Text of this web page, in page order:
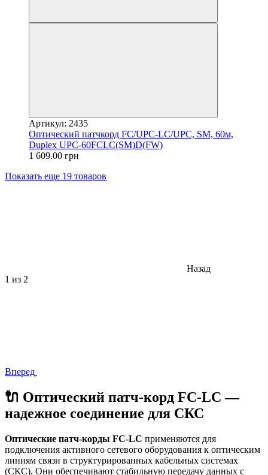
Артикул: 2435
Оптический патчкорд FC/UPC-LC/UPC, SM, 60м,
Duplex UPC-60FCLC(SM)D(FW)
1 609.00 грн
Показать еще 19 товаров
Назад
1 из 2
Вперед
🔌 Оптический патч-корд FC-LC —
надежное соединение для СКС
Оптические патч-корды FC-LC применяются для
подключения активного сетевого оборудования к оптическим
линиям связи в структурированных кабельных системах
(СКС). Они обеспечивают стабильную передачу данных с